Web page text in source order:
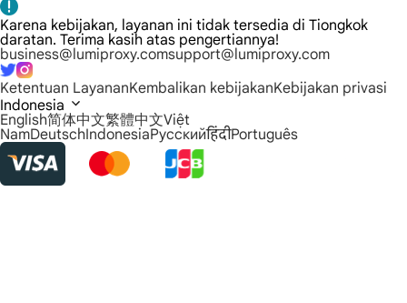
Karena kebijakan, layanan ini tidak tersedia di Tiongkok
daratan. Terima kasih atas pengertiannya!
business@lumiproxy.comsupport@lumiproxy.com
Ketentuan LayananKembalikan kebijakanKebijakan privasi
Indonesia
English简体中文繁體中文Việt
NamDeutschIndonesiaРусскийहिंदीPortuguês